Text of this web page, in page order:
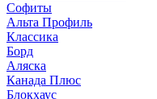
Софиты
Альта Профиль
Классика
Борд
Аляска
Канада Плюс
Блокхаус